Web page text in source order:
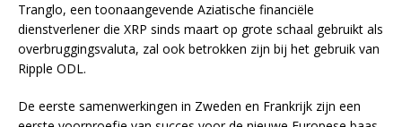
Tranglo, een toonaangevende Aziatische financiële
dienstverlener die XRP sinds maart op grote schaal gebruikt als
overbruggingsvaluta, zal ook betrokken zijn bij het gebruik van
Ripple ODL.
De eerste samenwerkingen in Zweden en Frankrijk zijn een